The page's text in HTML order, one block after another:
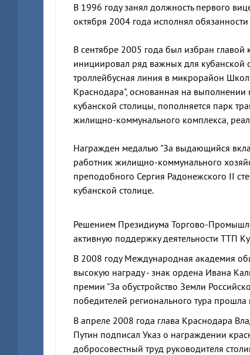
В 1996 году занял должность первого
октября 2004 года исполнял
В сентябре 2005 года был избран
инициировал ряд важных для кубанской
троллейбусная линия в микрорайон
Краснодара", основанная на
кубанской столицы, пополняется парк
жилищно-коммунального комплекса,
Награжден медалью "За выдающийся
работник жилищно-коммунального
преподобного Сергия Радонежского II
кубанской столице.
Решением Президиума Торгово-
активную поддержку деятельности ТТП
В 2008 году Международная академия
высокую награду - знак ордена Ивана
премии "За обустройство Земли
победителей регионального тура
В апреле 2008 года глава Краснодара
Путин подписал Указ о награждении
добросовестный труд руководителя